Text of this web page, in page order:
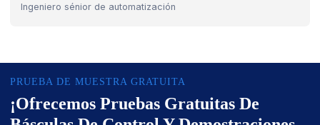
Ingeniero sénior de automatización
PRUEBA DE MUESTRA GRATUITA
¡Ofrecemos Pruebas Gratuitas De